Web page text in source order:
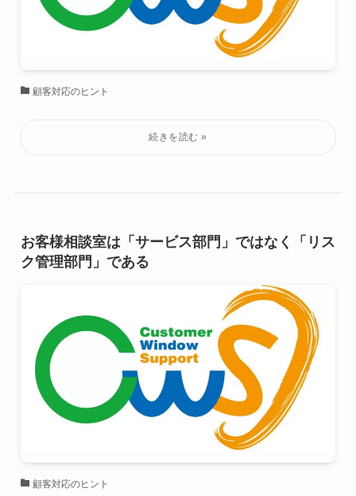
顧客対応のヒント
お客様相談室は「サービス部門」ではなく「リス
ク管理部門」である
顧客対応のヒント